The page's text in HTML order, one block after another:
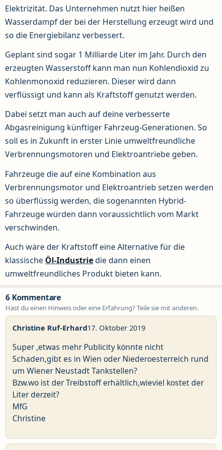
Elektrizität. Das Unternehmen nutzt hier heißen
Wasserdampf der bei der Herstellung erzeugt wird und
so die Energiebilanz verbessert.
Geplant sind sogar 1 Milliarde Liter im Jahr. Durch den
erzeugten Wasserstoff kann man nun Kohlendioxid zu
Kohlenmonoxid reduzieren. Dieser wird dann
verflüssigt und kann als Kraftstoff genutzt werden.
Dabei setzt man auch auf deine verbesserte
Abgasreinigung künftiger Fahrzeug-Generationen. So
soll es in Zukunft in erster Linie umweltfreundliche
Verbrennungsmotoren und Elektroantriebe geben.
Fahrzeuge die auf eine Kombination aus
Verbrennungsmotor und Elektroantrieb setzen werden
so überflüssig werden, die sogenannten Hybrid-
Fahrzeuge würden dann voraussichtlich vom Markt
verschwinden.
Auch wäre der Kraftstoff eine Alternative für die
klassische Öl-Industriedie dann einen
umweltfreundliches Produkt bieten kann.
6 Kommentare
Hast du einen Hinweis oder eine Erfahrung? Teile sie mit anderen.
Christine Ruf-Erhard17. Oktober 2019
Super ,etwas mehr Publicity könnte nicht
Schaden,gibt es in Wien oder Niederoesterreich rund
um Wiener Neustadt Tankstellen?
Bzw.wo ist der Treibstoff erhältlich,wieviel kostet der
Liter derzeit?
MfG
Christine